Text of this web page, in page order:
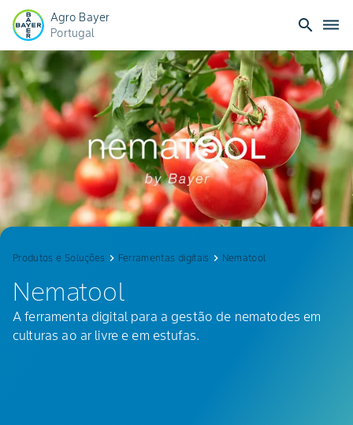
Agro Bayer
Portugal
search dehaze
Nematool
Produtos e Soluções keyboard_arrow_right Ferramentas digitais keyboard_arrow_right Nematool
Nematool
A ferramenta digital para a gestão de nematodes em
culturas ao ar livre e em estufas.